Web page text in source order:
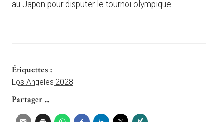
au Japon pour disputer le tournoi olympique.
Étiquettes :
Los Angeles 2028
Partager ...